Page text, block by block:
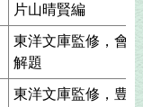
片山晴賢編
東洋文庫監修，會
解題
東洋文庫監修，豊